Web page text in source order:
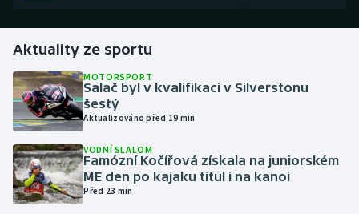
Dostihy
Florbal
Futsal
Golf
Gymnastika
Aktuality ze sportu
MOTORSPORT
Salač byl v kvalifikaci v Silverstonu
šestý
Aktualizováno před 19 min
VODNÍ SLALOM
Famózní Kočířová získala na juniorském
ME den po kajaku titul i na kanoi
Před 23 min